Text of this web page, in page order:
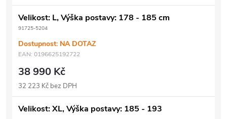
Velikost: L, Výška postavy: 178 - 185 cm
91725-5204
Dostupnost: NA DOTAZ
EAN: 0196625192722
38 990 Kč
32 223 Kč bez DPH
Velikost: XL, Výška postavy: 185 - 193